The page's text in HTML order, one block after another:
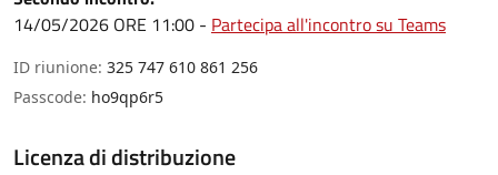
14/05/2026 ORE 11:00 - Partecipa all'incontro su Teams
ID riunione: 325 747 610 861 256
Passcode: ho9qp6r5
Licenza di distribuzione